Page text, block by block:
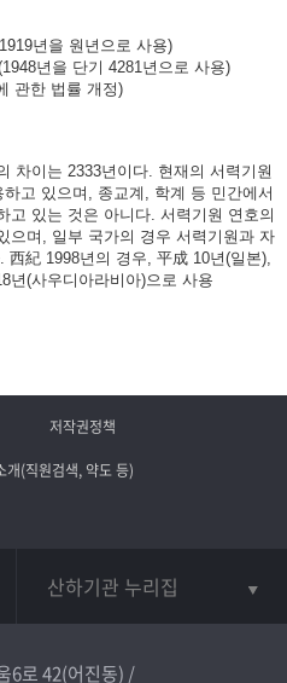
년을 원년으로 사용)
년을 단기 4281년으로 사용)
관한 법률 개정)
차이는 2333년이다. 현재의 서력기원
고 있으며, 종교계, 학계 등 민간에서
고 있는 것은 아니다. 서력기원 연호의
으며, 일부 국가의 경우 서력기원과 자
西紀 1998년의 경우, 平成 10년(일본),
년(사우디아라비아)으로 사용
저작권정책
개(직원검색, 약도 등)
산하기관 누리집
6로 42(어진동) /